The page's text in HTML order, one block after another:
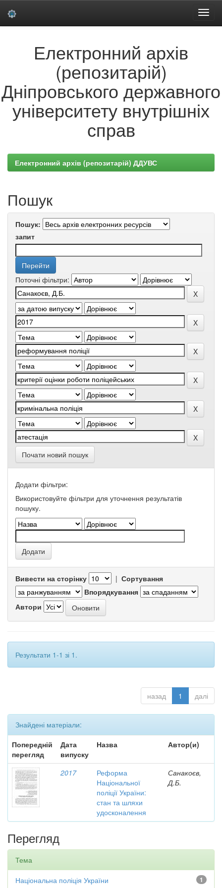
Електронний архів
(репозитарій)
Дніпровського державного
університету внутрішніх
справ
Електронний архів (репозитарій) ДДУВС
Пошук
Пошук:
запит
Поточні фільтри:
Почати новий пошук
Додати фільтри:
Використовуйте фільтри для уточнення результатів
пошуку.
Вивести на сторінку | Сортування
Впорядкування
Автори
Результати 1-1 зі 1.
назад 1 далі
Знайдені матеріали:
Попередній
перегляд
Дата
випуску
Назва Автор(и)
2017
Реформа
Національної
поліції України:
стан та шляхи
удосконалення
Санакоєв,
Д.Б.
Перегляд
Тема
1
Національна поліція України